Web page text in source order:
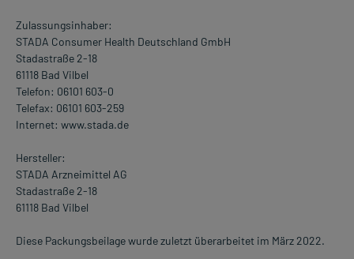
Zulassungsinhaber:
STADA Consumer Health Deutschland GmbH
Stadastraße 2-18
61118 Bad Vilbel
Telefon: 06101 603-0
Telefax: 06101 603-259
Internet: www.stada.de
Hersteller:
STADA Arzneimittel AG
Stadastraße 2-18
61118 Bad Vilbel
Diese Packungsbeilage wurde zuletzt überarbeitet im März 2022.